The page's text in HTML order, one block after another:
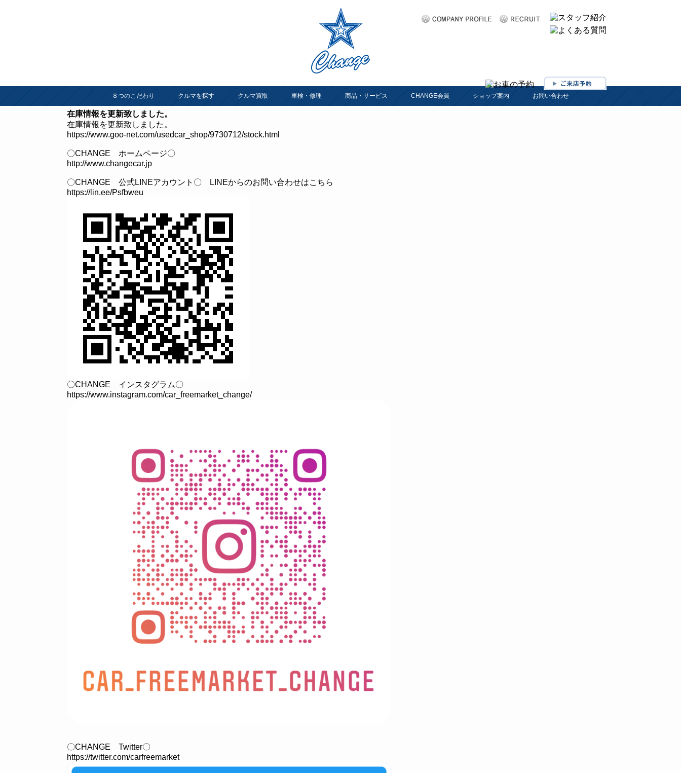
８つのこだわり クルマを探す クルマ買取 車検・修理 商品・サービス CHANGE会員 ショップ案内 お問い合わせ
在庫情報を更新致しました。
在庫情報を更新致しました。
https://www.goo-net.com/usedcar_shop/9730712/stock.html
〇CHANGE ホームページ〇
http://www.changecar.jp
〇CHANGE 公式LINEアカウント〇 LINEからのお問い合わせはこちら
https://lin.ee/Psfbweu
〇CHANGE インスタグラム〇
https://www.instagram.com/car_freemarket_change/
〇CHANGE Twitter〇
https://twitter.com/carfreemarket